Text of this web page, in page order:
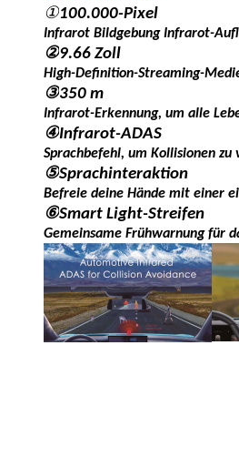
①100.000-Pixel
Infrarot Bildgebung Infrarot-
②9.66 Zoll
High-Definition-Streaming-
③350 m
Infrarot-Erkennung, um alle
④Infrarot-ADAS
Sprachbefehl, um Kollisionen zu
⑤Sprachinteraktion
Befreie deine Hände mit einer
⑥Smart Light-Streifen
Gemeinsame Frühwarnung für